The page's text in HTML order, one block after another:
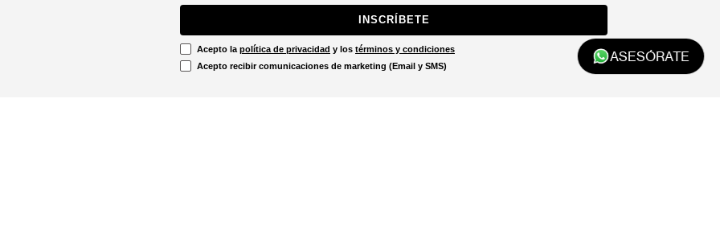
ASESÓRATE
INSCRÍBETE
Acepto la política de privacidad y los términos y condiciones
Acepto recibir comunicaciones de marketing (Email y SMS)